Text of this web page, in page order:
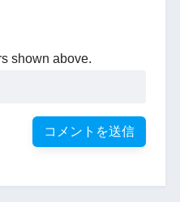
shown above.